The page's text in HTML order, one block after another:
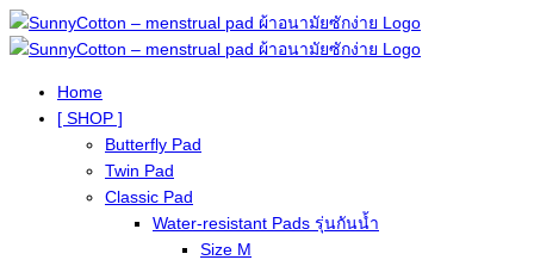
Home
[ SHOP ]
Butterfly Pad
Twin Pad
Classic Pad
Water-resistant Pads รุ่นกันน้ำ
Size M